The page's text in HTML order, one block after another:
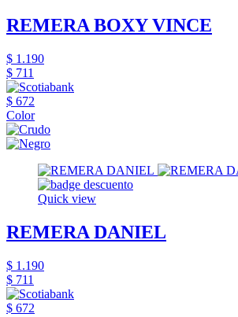
REMERA BOXY VINCE
$ 1.190
$ 711
$ 672
Color
Quick view
REMERA DANIEL
$ 1.190
$ 711
$ 672